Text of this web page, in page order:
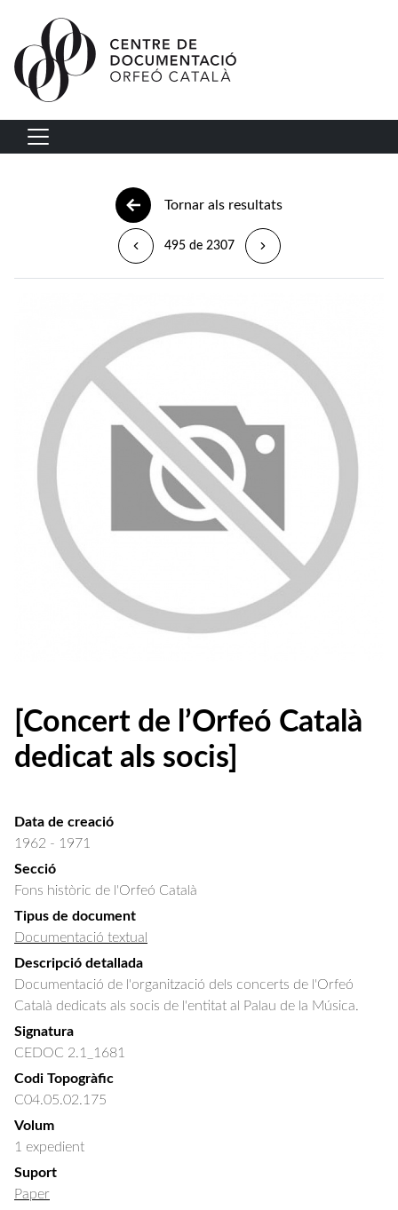
Vés al contingut
Navegació principal
Tornar als resultats
495 de 2307
[Concert de l’Orfeó Català
dedicat als socis]
Data de creació
1962 - 1971
Secció
Fons històric de l'Orfeó Català
Tipus de document
Documentació textual
Descripció detallada
Documentació de l'organització dels concerts de l'Orfeó
Català dedicats als socis de l'entitat al Palau de la Música.
Signatura
CEDOC 2.1_1681
Codi Topogràfic
C04.05.02.175
Volum
1 expedient
Suport
Paper